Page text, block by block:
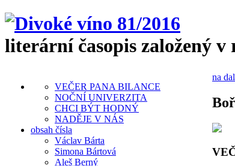
literární časopis založený v
VEČER PANA BILANCE
NOČNÍ UNIVERZITA
CHCI BÝT HODNÝ
NADĚJE V NÁS
obsah čísla
Václav Bárta
Simona Bártová
Aleš Berný
na